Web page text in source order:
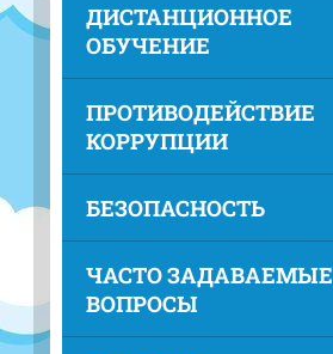
ДИСТАНЦИОННОЕ
ОБУЧЕНИЕ
ПРОТИВОДЕЙСТВИЕ
КОРРУПЦИИ
БЕЗОПАСНОСТЬ
ЧАСТО ЗАДАВАЕМЫЕ
ВОПРОСЫ